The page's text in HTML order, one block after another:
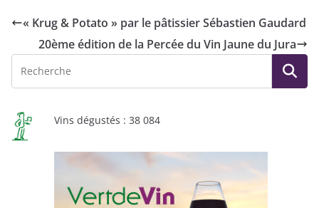
« Krug & Potato » par le pâtissier Sébastien Gaudard
20ème édition de la Percée du Vin Jaune du Jura
Vins dégustés : 38 084